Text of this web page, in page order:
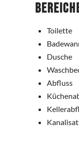
Toilette
Dusche
Abfluss